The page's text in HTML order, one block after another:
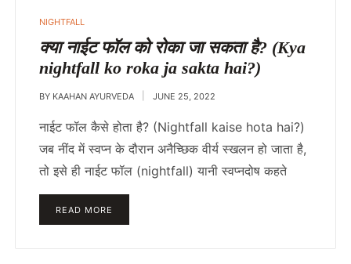
POSTED
NIGHTFALL
क्या नाईट फॉल को रोका जा सकता है? (Kya
nightfall ko roka ja sakta hai?)
BY KAAHAN AYURVEDA JUNE 25, 2022
नाईट फॉल कैसे होता है? (Nightfall kaise hota hai?)
जब नींद में स्वप्न के दौरान अनैच्छिक वीर्य स्खलन हो जाता है,
तो इसे ही नाईट फॉल (nightfall) यानी स्वप्नदोष कहते
READ MORE